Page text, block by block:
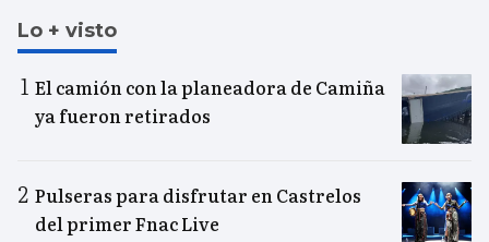
Lo + visto
El camión con la planeadora de Camiña
ya fueron retirados
Pulseras para disfrutar en Castrelos
del primer Fnac Live